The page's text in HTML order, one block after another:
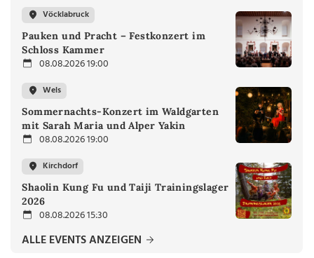
Vöcklabruck
Pauken und Pracht – Festkonzert im
Schloss Kammer
08.08.2026 19:00
Wels
Sommernachts-Konzert im Waldgarten
mit Sarah Maria und Alper Yakin
08.08.2026 19:00
Kirchdorf
Shaolin Kung Fu und Taiji Trainingslager
2026
08.08.2026 15:30
ALLE EVENTS ANZEIGEN